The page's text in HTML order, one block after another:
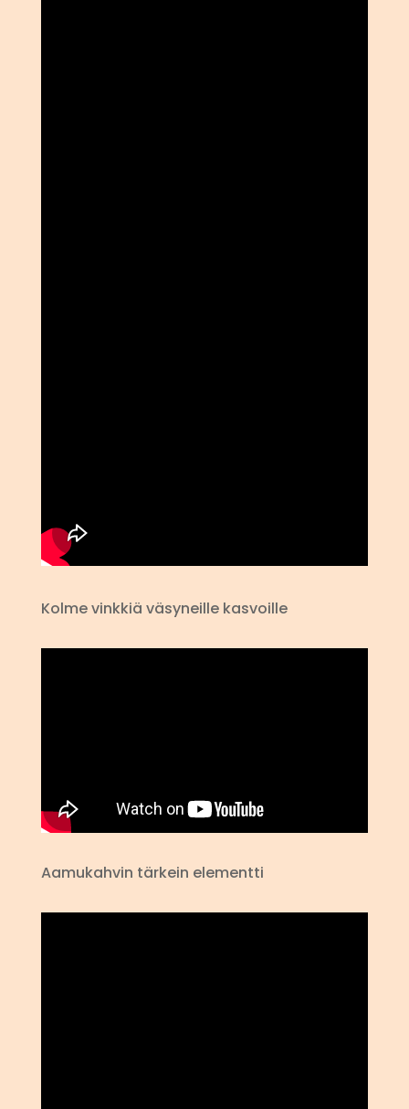
Kolme vinkkiä väsyneille kasvoille
Aamukahvin tärkein elementti